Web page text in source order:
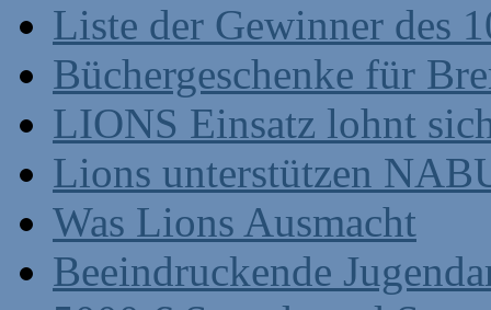
Liste der Gewinner des
Büchergeschenke für
LIONS Einsatz lohnt
Lions unterstützen
Was Lions Ausmacht
Beeindruckende